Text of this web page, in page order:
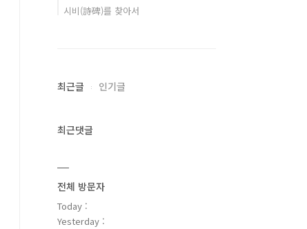
시비(詩碑)를 찾아서
최근글 인기글
최근댓글
전체 방문자
Today :
Yesterday :